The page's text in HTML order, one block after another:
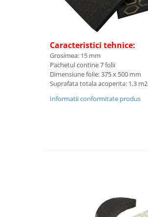
Caracteristici tehnice:
Grosimea: 15 mm
Pachetul contine 7 folii
Dimensiune folie: 375 x 500 mm
Suprafata totala acoperita: 1,3 m2
Informatii conformitate produs